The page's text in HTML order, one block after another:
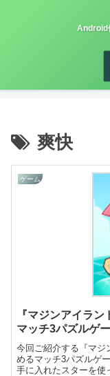
Android
爽快
ゲーム
『マジンアイラ
マッチ3パズルゲ
今回ご紹介する『マジ
めるマッチ3パズルゲ
手に入れたスターを使